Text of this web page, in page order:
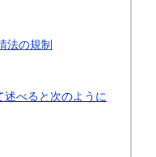
法の規制
べると次のように